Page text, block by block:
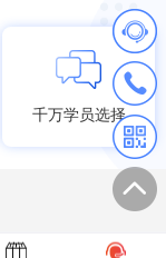
千万学员选择